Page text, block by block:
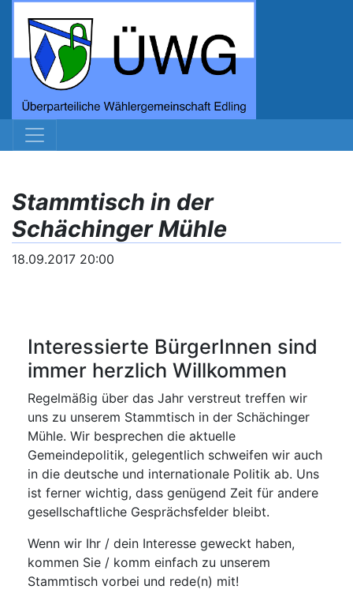
Stammtisch in der
Schächinger Mühle
18.09.2017 20:00
Interessierte BürgerInnen sind
immer herzlich Willkommen
Regelmäßig über das Jahr verstreut treffen wir
uns zu unserem Stammtisch in der Schächinger
Mühle. Wir besprechen die aktuelle
Gemeindepolitik, gelegentlich schweifen wir auch
in die deutsche und internationale Politik ab. Uns
ist ferner wichtig, dass genügend Zeit für andere
gesellschaftliche Gesprächsfelder bleibt.
Wenn wir Ihr / dein Interesse geweckt haben,
kommen Sie / komm einfach zu unserem
Stammtisch vorbei und rede(n) mit!